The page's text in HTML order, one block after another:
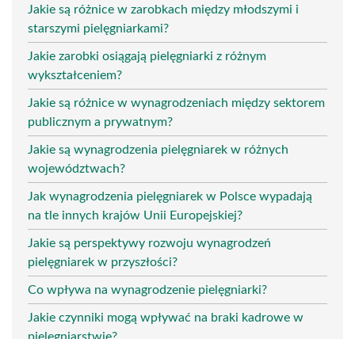
Jakie są różnice w zarobkach między młodszymi i
starszymi pielęgniarkami?
Jakie zarobki osiągają pielęgniarki z różnym
wykształceniem?
Jakie są różnice w wynagrodzeniach między sektorem
publicznym a prywatnym?
Jakie są wynagrodzenia pielęgniarek w różnych
województwach?
Jak wynagrodzenia pielęgniarek w Polsce wypadają
na tle innych krajów Unii Europejskiej?
Jakie są perspektywy rozwoju wynagrodzeń
pielęgniarek w przyszłości?
Co wpływa na wynagrodzenie pielęgniarki?
Jakie czynniki mogą wpływać na braki kadrowe w